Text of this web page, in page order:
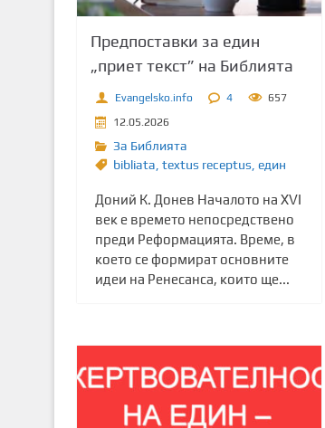
Предпоставки за един
„приет текст” на Библията
Evangelsko.info 4
657
12.05.2026
За Библията
bibliata textus receptus един
Доний К. Донев Началото на XVI
век е времето непосредствено
преди Реформацията. Време, в
което се формират основните
идеи на Ренесанса, които ще...